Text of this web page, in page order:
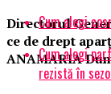
Directorul
ce de drept
ANAMARIA
Cum alegi
Cum alegi
rezistă în